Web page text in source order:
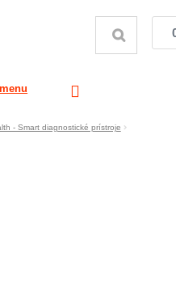
menu
- Smart diagnostické prístroje